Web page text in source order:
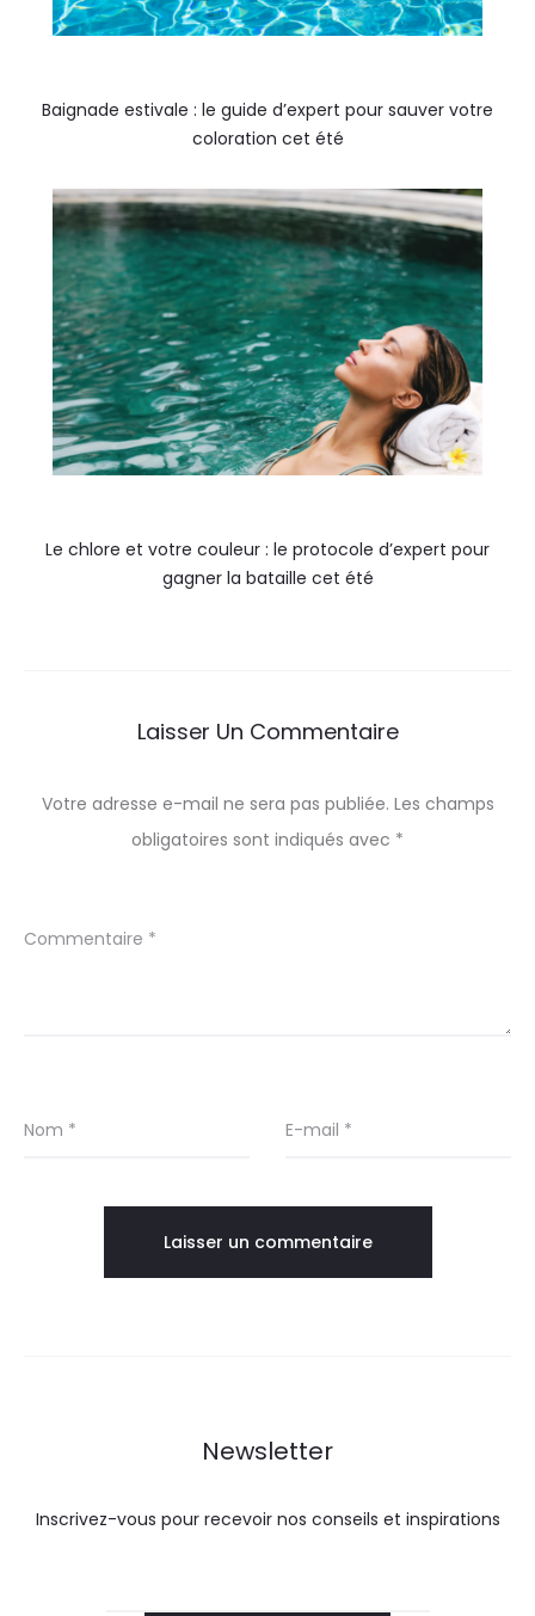
Baignade estivale : le guide d’expert pour sauver votre
coloration cet été
Le chlore et votre couleur : le protocole d’expert pour
gagner la bataille cet été
Laisser Un Commentaire
Votre adresse e-mail ne sera pas publiée. Les champs
obligatoires sont indiqués avec *
Commentaire *
Nom * E-mail *
Newsletter
Inscrivez-vous pour recevoir nos conseils et inspirations